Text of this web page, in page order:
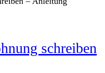
schreiben